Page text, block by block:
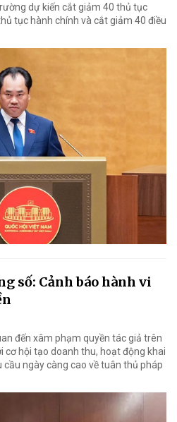
dự kiến cắt giảm 40 thủ tục
tục hành chính và cắt giảm 40 điều
số: Cảnh báo hành vi
đến xâm phạm quyền tác giả trên
cơ hội tạo doanh thu, hoạt động khai
ngày càng cao về tuân thủ pháp